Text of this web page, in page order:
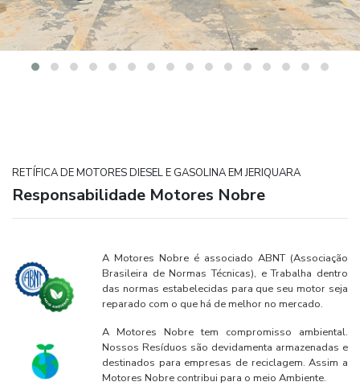
RETÍFICA DE MOTORES DIESEL E GASOLINA EM JERIQUARA
Responsabilidade Motores Nobre
A Motores Nobre é associado ABNT (Associação
Brasileira de Normas Técnicas), e Trabalha dentro
das normas estabelecidas para que seu motor seja
reparado com o que há de melhor no mercado.
A Motores Nobre tem compromisso ambiental.
Nossos Resíduos são devidamenta armazenadas e
destinados para empresas de reciclagem. Assim a
Motores Nobre contribui para o meio Ambiente.